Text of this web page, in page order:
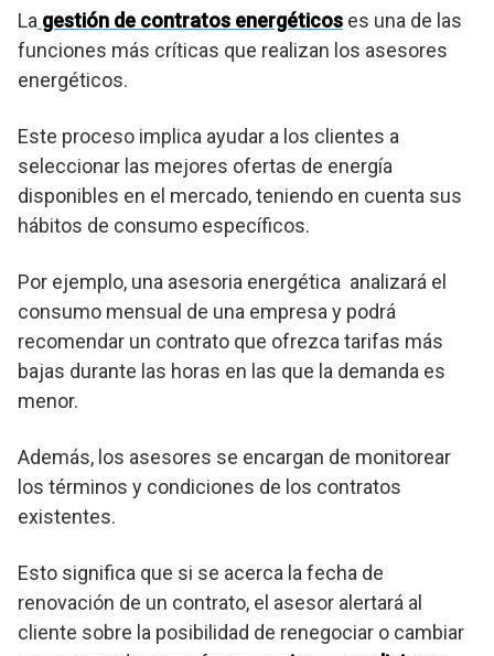
La gestión de contratos energéticos es una de las
funciones más críticas que realizan los asesores
energéticos.
Este proceso implica ayudar a los clientes a
seleccionar las mejores ofertas de energía
disponibles en el mercado, teniendo en cuenta sus
hábitos de consumo específicos.
Por ejemplo, una asesoria energética analizará el
consumo mensual de una empresa y podrá
recomendar un contrato que ofrezca tarifas más
bajas durante las horas en las que la demanda es
menor.
Además, los asesores se encargan de monitorear
los términos y condiciones de los contratos
existentes.
Esto significa que si se acerca la fecha de
renovación de un contrato, el asesor alertará al
cliente sobre la posibilidad de renegociar o cambiar